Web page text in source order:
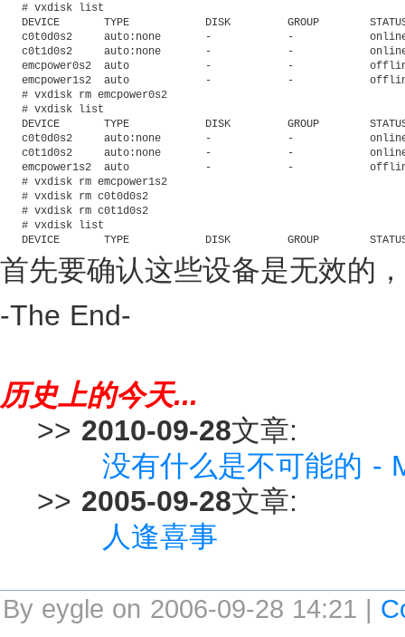
# vxdisk list
DEVICE       TYPE            DISK         GROUP
c0t0d0s2     auto:none       -            -
c0t1d0s2     auto:none       -            -
emcpower0s2  auto            -            -            offline
emcpower1s2  auto            -            -
# vxdisk rm emcpower0s2
# vxdisk list
DEVICE       TYPE            DISK         GROUP
c0t0d0s2     auto:none       -            -
c0t1d0s2     auto:none       -            -
emcpower1s2  auto            -            -
# vxdisk rm emcpower1s2
# vxdisk rm c0t0d0s2
# vxdisk rm c0t1d0s2
# vxdisk list
DEVICE       TYPE            DISK         GROUP
首先要确认这些设备是无效的
-The End-
历史上的今天...
>> 2010-09-28文章:
没有什么是不可能的 -
>> 2005-09-28文章:
人逢喜事
By eygle on 2006-09-28 14:21 |